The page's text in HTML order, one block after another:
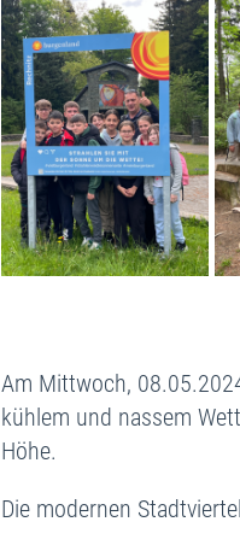
Am Mittwoch,
kühlem und nassem
Höhe.
Die modernen